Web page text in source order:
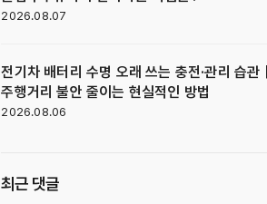
2026.08.07
전기차 배터리 수명 오래 쓰는 충전·관리 습관｜
주행거리 불안 줄이는 현실적인 방법
2026.08.06
최근 댓글